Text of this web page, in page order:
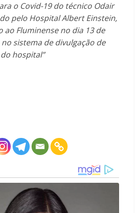
o Covid-19 do técnico Odair
pelo Hospital Albert Einstein,
ao Fluminense no dia 13 de
sistema de divulgação de
hospital”